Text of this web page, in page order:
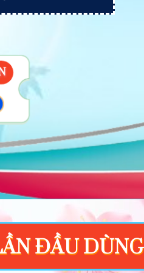
Y
ĐẦU DÙNG